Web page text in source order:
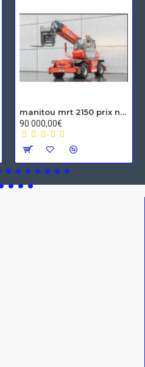
manitou mrt 2150 prix neuf
90 000,00€